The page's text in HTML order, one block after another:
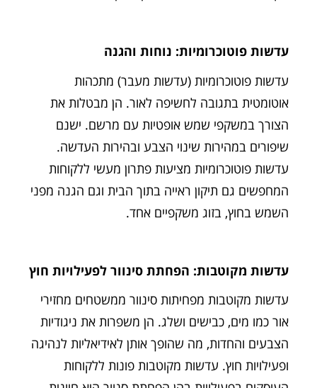
עדשות פוטוכרומיות: נוחות והגנה
עדשות פוטוכרומיות (עדשות מעבר) מתכהות
אוטומטית בתגובה לחשיפה לאור. הן מבטלות את
הצורך במשקפי שמש אופטיות עם מרשם. ישנם
שיפורים במהירות שינוי הצבע ובהירות העדשה.
עדשות פוטוכרומיות מציעות פתרון מעשי ללקוחות
המחפשים גם תיקון ראייה בתוך הבית וגם הגנה מפני
השמש בחוץ, בזוג משקפיים אחד.
עדשות מקוטבות: הפחתת סינוור לפעילויות חוץ
עדשות מקוטבות מפחיתות סינוור ממשטחים מחזירי
אור כמו מים, כבישים ושלג. הן משפרות את ניגודיות
הצבעים והחדות, מה שהופך אותן לאידיאליות לנהיגה
ופעילויות חוץ. עדשות מקוטבות פונות ללקוחות